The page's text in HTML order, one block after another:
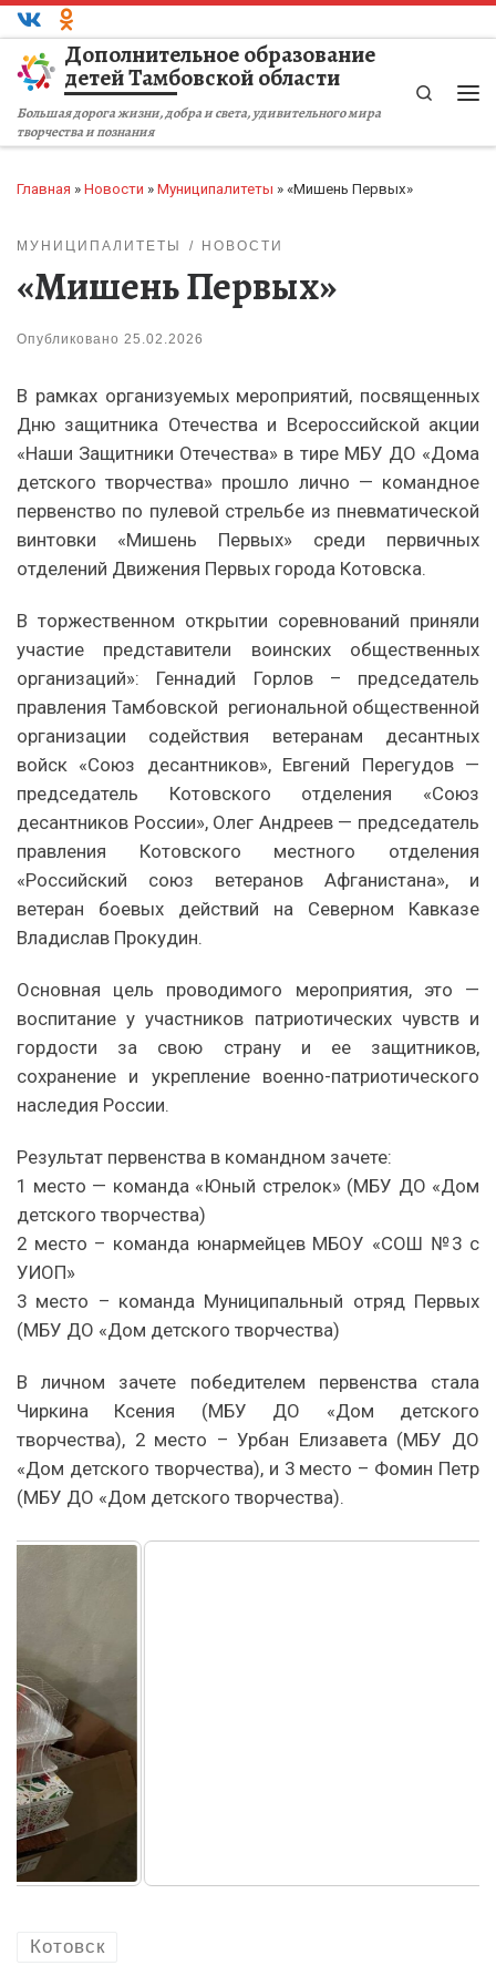
Перейти к содержимому
Дополнительное образование
детей Тамбовской области
Большая дорога жизни, добра и света, удивительного мира
творчества и познания
Search
Главная » Новости » Муниципалитеты » «Мишень Первых»
МУНИЦИПАЛИТЕТЫ НОВОСТИ
«Мишень Первых»
Опубликовано 25.02.2026
В рамках организуемых мероприятий, посвященных
Дню защитника Отечества и Всероссийской акции
«Наши Защитники Отечества» в тире МБУ ДО «Дома
детского творчества» прошло лично — командное
первенство по пулевой стрельбе из пневматической
винтовки «Мишень Первых» среди первичных
отделений Движения Первых города Котовска.
В торжественном открытии соревнований приняли
участие представители воинских общественных
организаций»: Геннадий Горлов – председатель
правления Тамбовской региональной общественной
организации содействия ветеранам десантных
войск «Союз десантников», Евгений Перегудов —
председатель Котовского отделения «Союз
десантников России», Олег Андреев — председатель
правления Котовского местного отделения
«Российский союз ветеранов Афганистана», и
ветеран боевых действий на Северном Кавказе
Владислав Прокудин.
Основная цель проводимого мероприятия, это —
воспитание у участников патриотических чувств и
гордости за свою страну и ее защитников,
сохранение и укрепление военно-патриотического
наследия России.
Результат первенства в командном зачете:
1 место — команда «Юный стрелок» (МБУ ДО «Дом
детского творчества)
2 место – команда юнармейцев МБОУ «СОШ №3 с
УИОП»
3 место – команда Муниципальный отряд Первых
(МБУ ДО «Дом детского творчества)
В личном зачете победителем первенства стала
Чиркина Ксения (МБУ ДО «Дом детского
творчества), 2 место – Урбан Елизавета (МБУ ДО
«Дом детского творчества), и 3 место – Фомин Петр
(МБУ ДО «Дом детского творчества).
Котовск